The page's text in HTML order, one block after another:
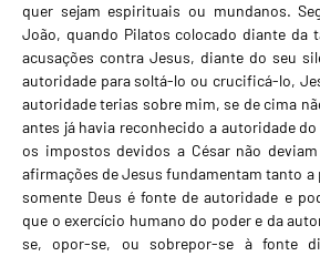
quer sejam espirituais ou mundanos.
João, quando Pilatos colocado diante da
acusações contra Jesus, diante do seu
autoridade para soltá-lo ou crucificá-lo,
autoridade terias sobre mim, se de cima
antes já havia reconhecido a autoridade
os impostos devidos a César não
afirmações de Jesus fundamentam tanto a
somente Deus é fonte de autoridade e
que o exercício humano do poder e da
se, opor-se, ou sobrepor-se à fonte